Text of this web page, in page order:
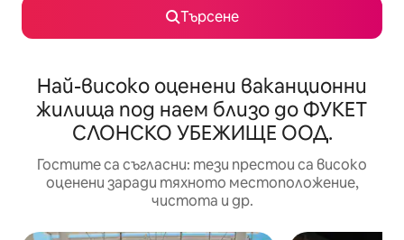
Търсене
Най-високо оценени ваканционни
жилища под наем близо до ФУКЕТ
СЛОНСКО УБЕЖИЩЕ ООД.
Гостите са съгласни: тези престои са високо
оценени заради тяхното местоположение,
чистота и др.